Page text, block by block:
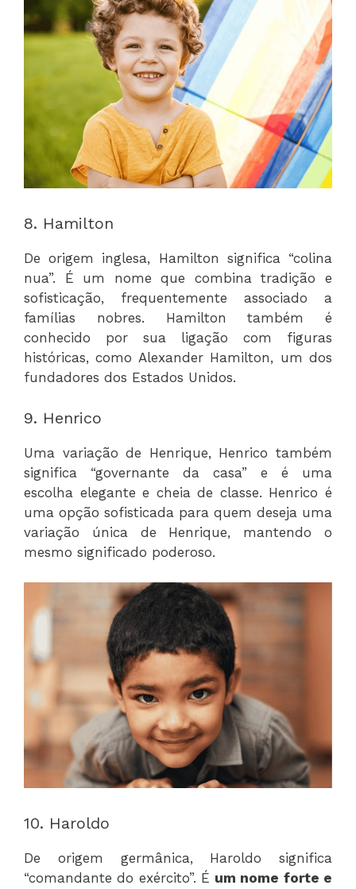
8. Hamilton
De origem inglesa, Hamilton significa “colina
nua”. É um nome que combina tradição e
sofisticação, frequentemente associado a
famílias nobres. Hamilton também é
conhecido por sua ligação com figuras
históricas, como Alexander Hamilton, um dos
fundadores dos Estados Unidos.
9. Henrico
Uma variação de Henrique, Henrico também
significa “governante da casa” e é uma
escolha elegante e cheia de classe. Henrico é
uma opção sofisticada para quem deseja uma
variação única de Henrique, mantendo o
mesmo significado poderoso.
10. Haroldo
De origem germânica, Haroldo significa
“comandante do exército”. É um nome forte e